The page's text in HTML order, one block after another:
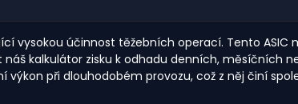
vysokou účinnost těžebních operací. Tento ASIC
kalkulátor zisku k odhadu denních, měsíčních
při dlouhodobém provozu, což z něj činí